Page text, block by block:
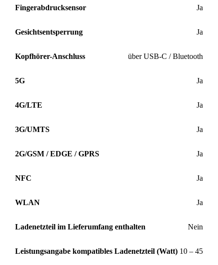
Fingerabdrucksensor Ja
Gesichtsentsperrung Ja
Kopfhörer-Anschluss über USB-C / Bluetooth
5G Ja
4G/LTE Ja
3G/UMTS Ja
2G/GSM / EDGE / GPRS Ja
NFC Ja
WLAN Ja
Ladenetzteil im Lieferumfang enthalten Nein
Leistungsangabe kompatibles Ladenetzteil (Watt) 10 – 45